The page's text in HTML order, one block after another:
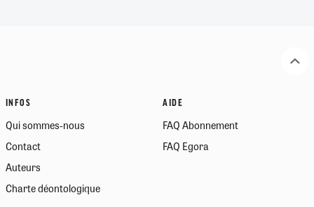
INFOS
Qui sommes-nous
Contact
Auteurs
Charte déontologique
AIDE
FAQ Abonnement
FAQ Egora